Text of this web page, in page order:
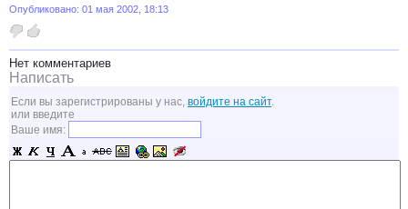
Опубликовано: 01 мая 2002, 18:13
Нет комментариев
Написать
Если вы зарегистрированы у нас, войдите на сайт.
или введите
Ваше имя: